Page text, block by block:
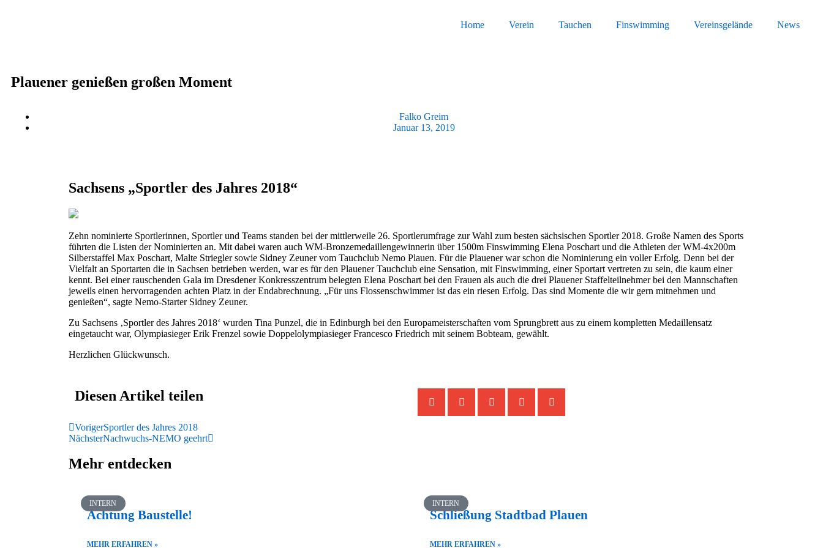
Home Verein Tauchen Finswimming Vereinsgelände News
Plauener genießen großen Moment
Falko Greim
Januar 13, 2019
Sachsens „Sportler des Jahres 2018“
Zehn nominierte Sportlerinnen, Sportler und Teams standen bei der mittlerweile 26. Sportlerumfrage zur Wahl zum besten sächsischen Sportler 2018. Große Namen des Sports
führten die Listen der Nominierten an. Mit dabei waren auch WM-Bronzemedaillengewinnerin über 1500m Finswimming Elena Poschart und die Athleten der WM-4x200m
Silberstaffel Max Poschart, Malte Striegler sowie Sidney Zeuner vom Tauchclub Nemo Plauen. Für die Plauener war schon die Nominierung ein voller Erfolg. Denn bei der
Vielfalt an Sportarten die in Sachsen betrieben werden, war es für den Plauener Tauchclub eine Sensation, mit Finswimming, einer Sportart vertreten zu sein, die kaum einer
kennt. Bei einer rauschenden Gala im Dresdener Konkresszentrum belegten Elena Poschart bei den Frauen als auch die drei Plauener Staffelteilnehmer bei den Mannschaften
jeweils einen hervorragenden achten Platz in der Endabrechnung. „Für uns Flossenschwimmer ist das ein riesen Erfolg. Das sind Momente die wir gern mitnehmen und
genießen“, sagte Nemo-Starter Sidney Zeuner.
Zu Sachsens ‚Sportler des Jahres 2018‘ wurden Tina Punzel, die in Edinburgh bei den Europameisterschaften vom Sprungbrett aus zu einem kompletten Medaillensatz
eingetaucht war, Olympiasieger Erik Frenzel sowie Doppelolympiasieger Francesco Friedrich mit seinem Bobteam, gewählt.
Herzlichen Glückwunsch.
Diesen Artikel teilen
VorigerSportler des Jahres 2018
NächsterNachwuchs-NEMO geehrt
Mehr entdecken
INTERN
Achtung Baustelle!
MEHR ERFAHREN »
INTERN
Schließung Stadtbad Plauen
MEHR ERFAHREN »